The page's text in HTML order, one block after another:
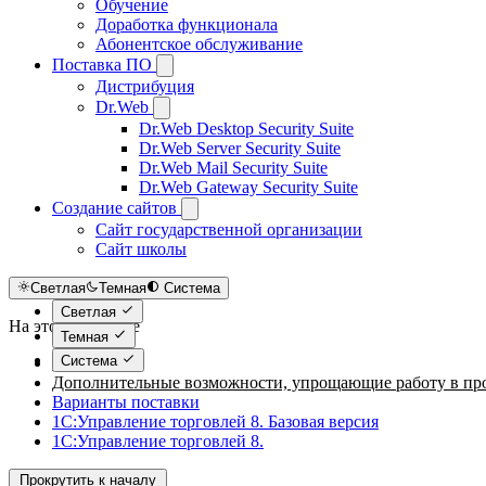
Обучение
Доработка функционала
Абонентское обслуживание
Поставка ПО
Дистрибуция
Dr.Web
Dr.Web Desktop Security Suite
Dr.Web Server Security Suite
Dr.Web Mail Security Suite
Dr.Web Gateway Security Suite
Создание сайтов
Сайт государственной организации
Сайт школы
Светлая Темная
Система
Светлая
Темная
Система
На этой странице
Описание
Дополнительные возможности, упрощающие работу в
Варианты поставки
1С:Управление торговлей 8. Базовая версия
1С:Управление торговлей 8.
Прокрутить к началу